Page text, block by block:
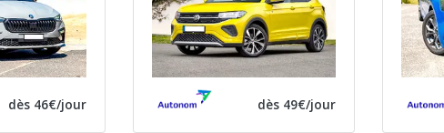
dès 46€/jour dès 49€/jour